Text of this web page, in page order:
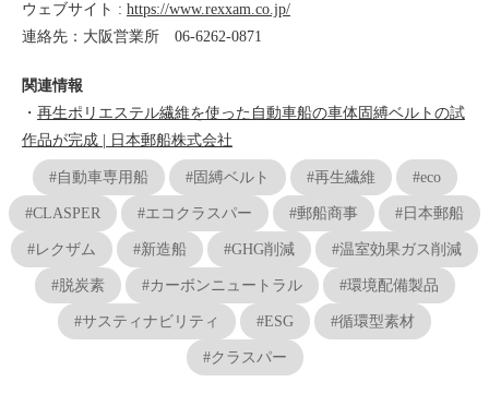
ウェブサイト : https://www.rexxam.co.jp/
連絡先：大阪営業所 06-6262-0871
関連情報
・ 再生ポリエステル繊維を使った自動車船の車体固縛ベルトの試
作品が完成 | 日本郵船株式会社
#自動車専用船 #固縛ベルト #再生繊維 #eco
#CLASPER #エコクラスパー #郵船商事 #日本郵船
#レクザム #新造船 #GHG削減 #温室効果ガス削減
#脱炭素 #カーボンニュートラル #環境配備製品
#サスティナビリティ #ESG #循環型素材
#クラスパー